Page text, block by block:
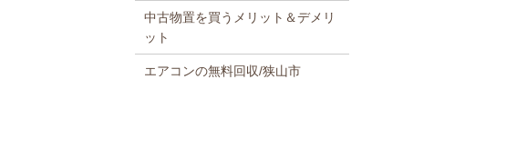
中古物置を買うメリット＆デメリ
ット
エアコンの無料回収/狭山市